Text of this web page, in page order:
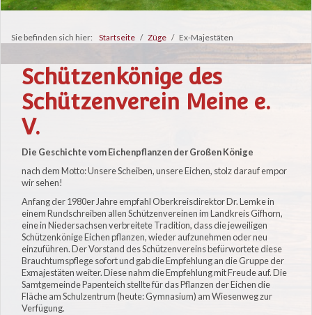
Sie befinden sich hier: Startseite / Züge / Ex-Majestäten
Schützenkönige des
Schützenverein Meine e.
V.
Die Geschichte vom Eichenpflanzen der Großen Könige
nach dem Motto: Unsere Scheiben, unsere Eichen, stolz darauf empor
wir sehen!
Anfang der 1980er Jahre empfahl Oberkreisdirektor Dr. Lemke in
einem Rundschreiben allen Schützenvereinen im Landkreis Gifhorn,
eine in Niedersachsen verbreitete Tradition, dass die jeweiligen
Schützenkönige Eichen pflanzen, wieder aufzunehmen oder neu
einzuführen. Der Vorstand des Schützenvereins befürwortete diese
Brauchtumspflege sofort und gab die Empfehlung an die Gruppe der
Exmajestäten weiter. Diese nahm die Empfehlung mit Freude auf. Die
Samtgemeinde Papenteich stellte für das Pflanzen der Eichen die
Fläche am Schulzentrum (heute: Gymnasium) am Wiesenweg zur
Verfügung.